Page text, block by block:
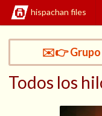
hispachan files
✉️👉 Grupo
Todos los